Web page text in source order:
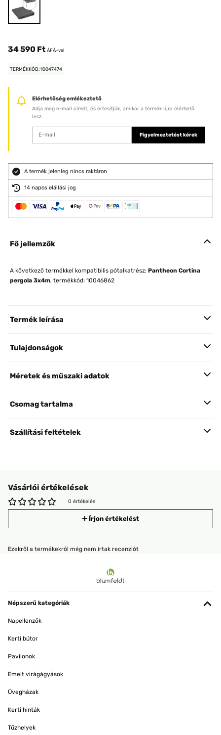
34 590 Ft ÁFÁ-val
TERMÉKKÓD: 10047474
Elérhetőség emlékeztető
Adja meg e-mail címét, és értesítjük, amikor a termék újra elérhető
lesz.
Figyelmeztetést kérek
A termék jelenleg nincs raktáron
14 napos elállási jog
Fő jellemzők
A következő termékkel kompatibilis pótalkatrész: Pantheon Cortina
pergola 3x4m, termékkód: 10046862
Termék leírása
Tulajdonságok
Méretek és műszaki adatok
Csomag tartalma
Szállítási feltételek
Vásárlói értékelések
0 értékelés
Írjon értékelést
Ezekről a termékekről még nem írtak recenziót
Népszerű kategóriák
Napellenzők
Kerti bútor
Pavilonok
Emelt virágágyások
Üvegházak
Kerti hinták
Tűzhelyek